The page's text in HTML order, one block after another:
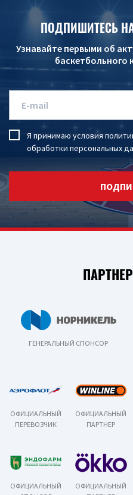
ПОДПИШИТЕСЬ
Узнавайте первыми об
баскетбольного
Я принимаю условия
обработки персональных
ГЕНЕРАЛЬНЫЙ СПОНСОР
ОФИЦИАЛЬНЫЙ
ПЕРЕВОЗЧИК
ОФИЦИАЛЬНЫЙ
ПАРТНЕР
ОФИЦИАЛЬНЫЙ
ОФИЦИАЛЬНЫЙ